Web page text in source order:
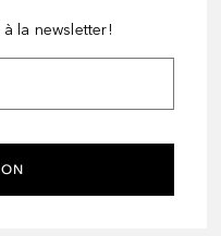
la newsletter!